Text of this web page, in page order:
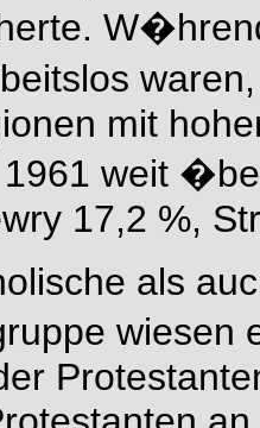
mit
weit
17,2 %,
als
wiesen